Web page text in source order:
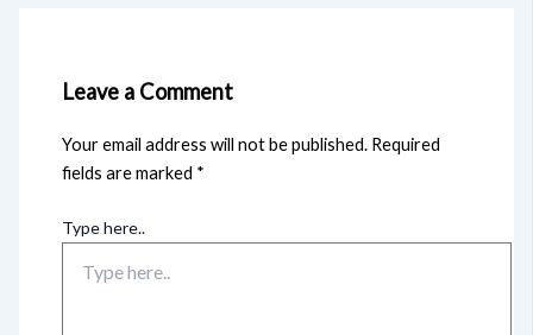
Leave a Comment
Your email address will not be published. Required
fields are marked *
Type here..